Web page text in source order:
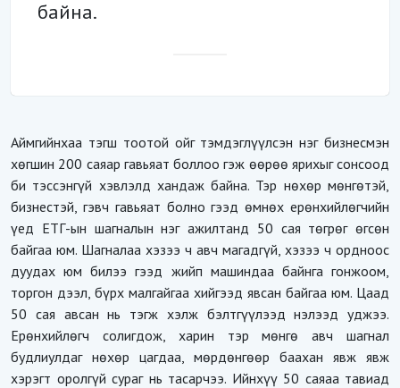
байна.
Аймгийнхаа тэгш тоотой ойг тэмдэглүүлсэн нэг бизнесмэн
хөгшин 200 саяар гавьяат боллоо гэж өөрөө ярихыг сонсоод
би тэссэнгүй хэвлэлд хандаж байна. Тэр нөхөр мөнгөтэй,
бизнестэй, гэвч гавьяат болно гээд өмнөх ерөнхийлөгчийн
үед ЕТГ-ын шагналын нэг ажилтанд 50 сая төгрөг өгсөн
байгаа юм. Шагналаа хэзээ ч авч магадгүй, хэзээ ч ордноос
дуудах юм билээ гээд жийп машиндаа байнга гонжоом,
торгон дээл, бүрх малгайгаа хийгээд явсан байгаа юм. Цаад
50 сая авсан нь тэгж хэлж бэлтгүүлээд нэлээд уджээ.
Ерөнхийлөгч солигдож, харин тэр мөнгө авч шагнал
будлиулдаг нөхөр цагдаа, мөрдөнгөөр баахан явж явж
хэрэгт оролгүй сураг нь тасарчээ. Ийнхүү 50 саяаа тавиад